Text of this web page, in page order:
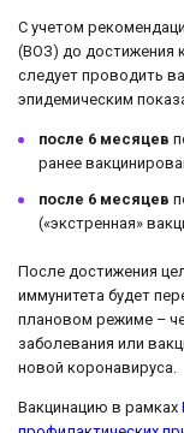
С учетом
(ВОЗ) до достижения
следует проводить
эпидемическим
после 6 месяцев
ранее
после 6 месяцев
(«экстренная»
После достижения
иммунитета будет
плановом режиме –
заболевания или
новой коронавируса.
Вакцинацию в рамках